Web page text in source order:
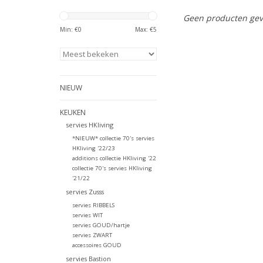
Min: €0 Max: €5
NIEUW
KEUKEN
servies HKliving
*NIEUW* collectie 70's servies
HKliving '22/23
additions collectie HKliving '22
collectie 70's servies HKliving
'21/22
servies Zusss
servies RIBBELS
servies WIT
servies GOUD/hartje
servies ZWART
accessoires GOUD
servies Bastion
Geen producten